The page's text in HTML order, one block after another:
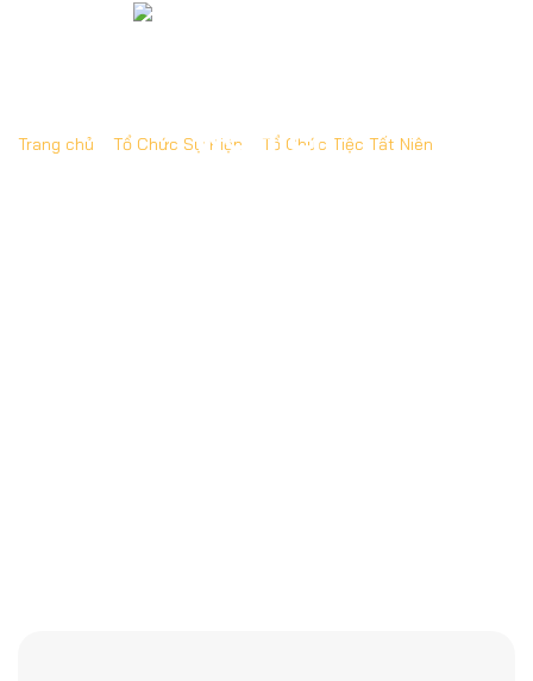
Trang chủ Tổ Chức Sự Kiện Tổ Chức Tiệc Tất Niên